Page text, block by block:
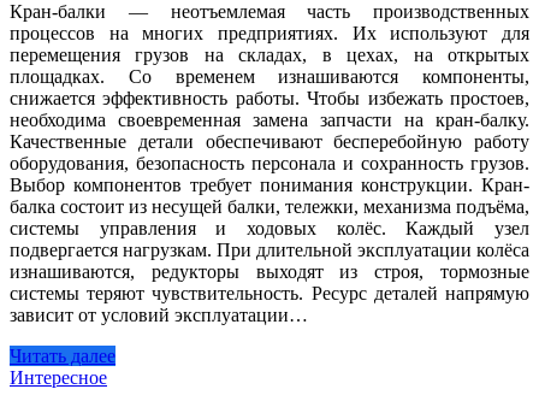
Кран-балки — неотъемлемая часть производственных
процессов на многих предприятиях. Их используют для
перемещения грузов на складах, в цехах, на открытых
площадках. Со временем изнашиваются компоненты,
снижается эффективность работы. Чтобы избежать простоев,
необходима своевременная замена запчасти на кран-балку.
Качественные детали обеспечивают бесперебойную работу
оборудования, безопасность персонала и сохранность грузов.
Выбор компонентов требует понимания конструкции. Кран-
балка состоит из несущей балки, тележки, механизма подъёма,
системы управления и ходовых колёс. Каждый узел
подвергается нагрузкам. При длительной эксплуатации колёса
изнашиваются, редукторы выходят из строя, тормозные
системы теряют чувствительность. Ресурс деталей напрямую
зависит от условий эксплуатации…
Читать далее
Интересное